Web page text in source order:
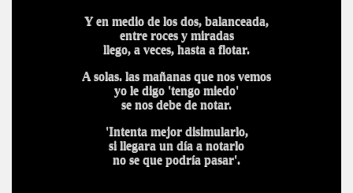
Y en medio de los dos, balanceada,
entre roces y miradas
llego, a veces, hasta a flotar.
A solas. las mañanas que nos vemos
yo le digo 'tengo miedo'
se nos debe de notar.
'Intenta mejor disimularlo,
si llegara un día a notarlo
no se que podría pasar'.